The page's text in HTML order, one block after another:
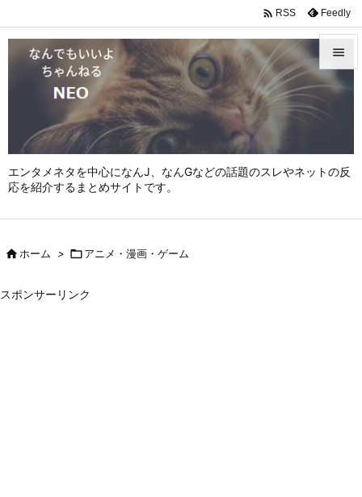
エンタメネタを中心になんJ、なんGなどの話題のスレやネットの反
応を紹介するまとめサイトです。



 RSS Feedly
ホーム > アニメ・漫画・ゲーム
スポンサーリンク